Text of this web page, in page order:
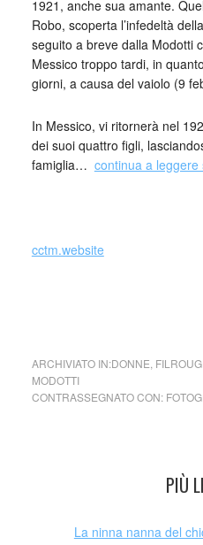
1921, anche sua amante.
Robo, scoperta l’infedeltà
seguito a breve dalla Modotti
Messico troppo tardi, in
giorni, a causa del vaiolo (9
In Messico, vi ritornerà nel
dei suoi quattro figli,
famiglia… continua a leggere
cctm.website
ARCHIVIATO IN:DONNE
MODOTTI
CONTRASSEGNATO CON:
PIÙ
La ninna nanna del